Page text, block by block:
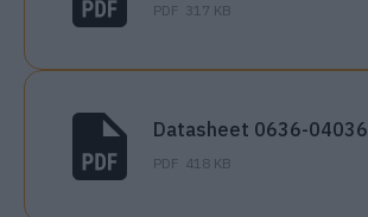
PDF 317 KB
Datasheet 0636-04036
PDF 418 KB